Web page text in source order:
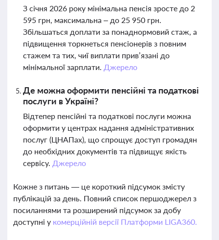
З січня 2026 року мінімальна пенсія зросте до 2
595 грн, максимальна – до 25 950 грн.
Збільшаться доплати за понаднормовий стаж, а
підвищення торкнеться пенсіонерів з повним
стажем та тих, чиї виплати прив’язані до
мінімальної зарплати. Джерело
Де можна оформити пенсійні та податкові
послуги в Україні?
Відтепер пенсійні та податкові послуги можна
оформити у центрах надання адміністративних
послуг (ЦНАПах), що спрощує доступ громадян
до необхідних документів та підвищує якість
сервісу. Джерело
Кожне з питань — це короткий підсумок змісту
публікацій за день. Повний список першоджерел з
посиланнями та розширений підсумок за добу
доступні у комерційній версії Платформи LIGA360.